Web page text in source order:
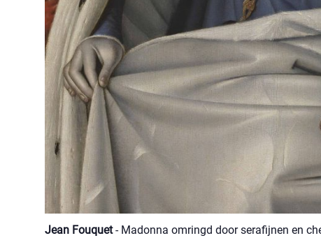
Jean Fouquet- Madonna omringd door serafijnen en